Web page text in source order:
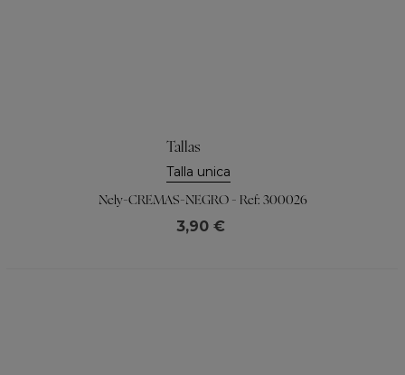
Tallas
Talla unica
Nely-CREMAS-NEGRO - Ref: 300026
3,90 €